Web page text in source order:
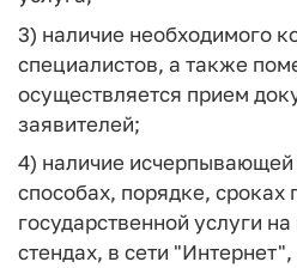
3) наличие необходимого
специалистов, а также
осуществляется прием
заявителей;
4) наличие
способах, порядке, сроках
государственной услуги
стендах, в сети